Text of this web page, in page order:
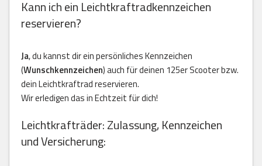
Kann ich ein Leichtkraftradkennzeichen
reservieren?
Ja, du kannst dir ein persönliches Kennzeichen
(Wunschkennzeichen) auch für deinen 125er Scooter bzw.
dein Leichtkraftrad reservieren.
Wir erledigen das in Echtzeit für dich!
Leichtkrafträder: Zulassung, Kennzeichen
und Versicherung: